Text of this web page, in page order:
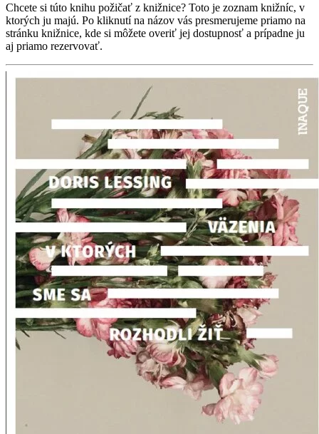
Chcete si túto knihu požičať z knižnice? Toto je zoznam knižníc, v
ktorých ju majú. Po kliknutí na názov vás presmerujeme priamo na
stránku knižnice, kde si môžete overiť jej dostupnosť a prípadne ju
aj priamo rezervovať.